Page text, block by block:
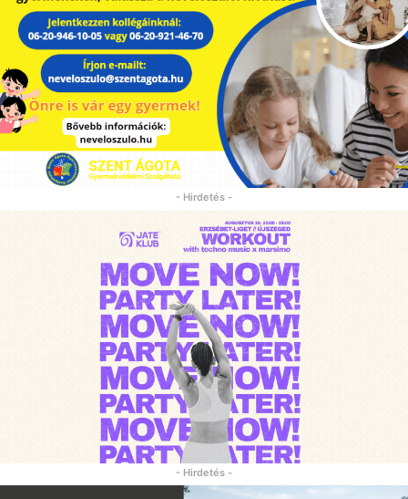
- Hirdetés -
- Hirdetés -